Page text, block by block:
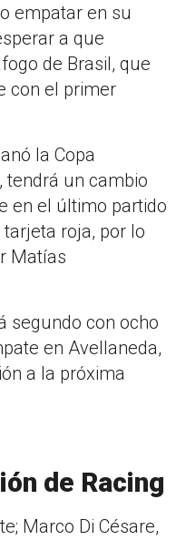
empatar en su
a que
de Brasil, que
con el primer
la Copa
tendrá un cambio
en el último partido
roja, por lo
Matías
segundo con ocho
en Avellaneda,
a la próxima
de Racing
Marco Di Césare,